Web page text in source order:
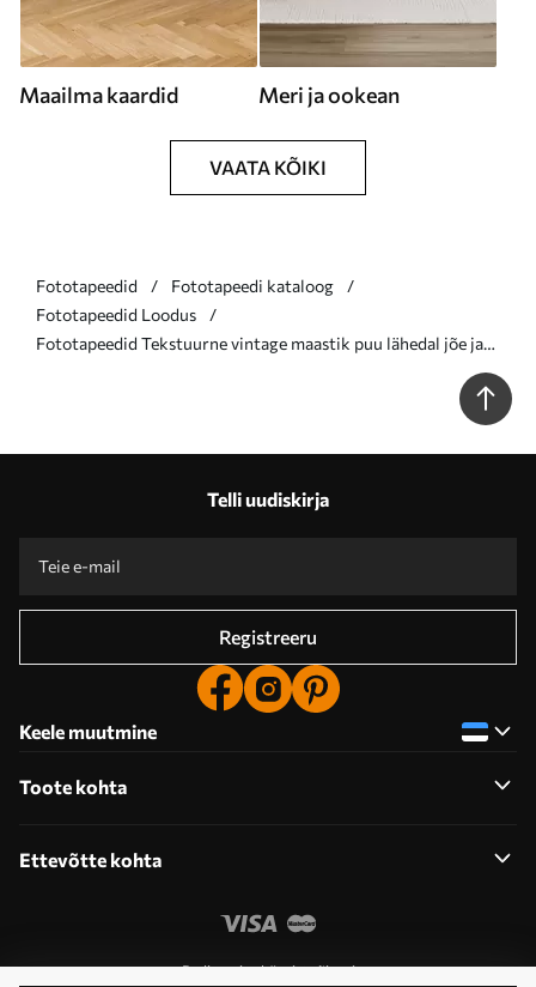
Maailma kaardid Meri ja ookean
VAATA KÕIKI
Fototapeedid
Fototapeedi kataloog
Fototapeedid Loodus
Fototapeedid Tekstuurne vintage maastik puu lähedal jõe ja
Telli uudiskirja
Registreeru
Keele muutmine
Toote kohta
Ettevõtte kohta
Redigeerige küpsiste õigusi